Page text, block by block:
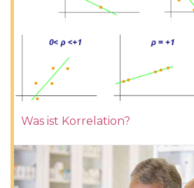
Was ist Korrelation?